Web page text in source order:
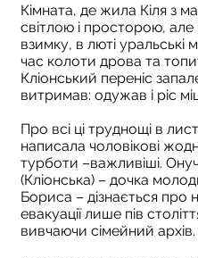
Кімната, де жила Кіля з
світлою і просторою,
взимку, в люті
час колоти дрова та
Кліонський переніс
витримав: одужав і ріс
Про всі ці труднощі в
написала чоловікові
турботи –важливіші.
(Кліонська) – дочка
Бориса – дізнається про
евакуації лише пів
вивчаючи сімейний архів.